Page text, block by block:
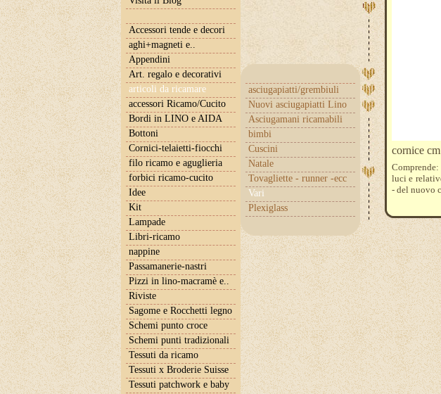
Accessori tende e decori
aghi+magneti e..
Appendini
Art. regalo e decorativi
articoli da ricamare
asciugapiatti/grembiuli
Nuovi asciugapiatti Lino
Asciugamani ricamabili
bimbi
Cuscini
Natale
Tovagliette - runner -ecc
Vari
Plexiglass
accessori Ricamo/Cucito
Bordi in LINO e AIDA
Bottoni
Cornici-telaietti-fiocchi
filo ricamo e aguglieria
forbici ricamo-cucito
Idee
Kit
Lampade
Libri-ricamo
nappine
Passamanerie-nastri
Pizzi in lino-macramè e..
Riviste
Sagome e Rocchetti legno
Schemi punto croce
Schemi punti tradizionali
Tessuti da ricamo
Tessuti x Broderie Suisse
Tessuti patchwork e baby
cornice
luci e
- del nuovo